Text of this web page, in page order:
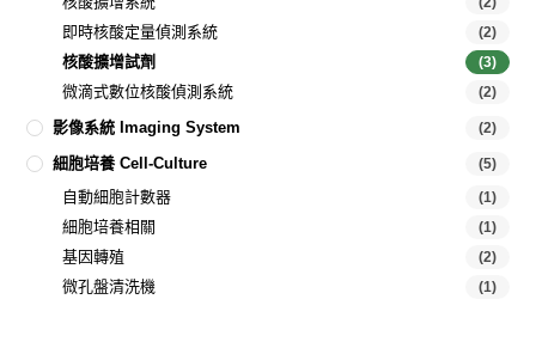
即時核酸定量偵測系統 (2)
核酸擴增試劑 (3)
微滴式數位核酸偵測系統 (2)
影像系統 Imaging System (2)
細胞培養 Cell-Culture (5)
自動細胞計數器 (1)
細胞培養相關 (1)
基因轉殖 (2)
微孔盤清洗機 (1)